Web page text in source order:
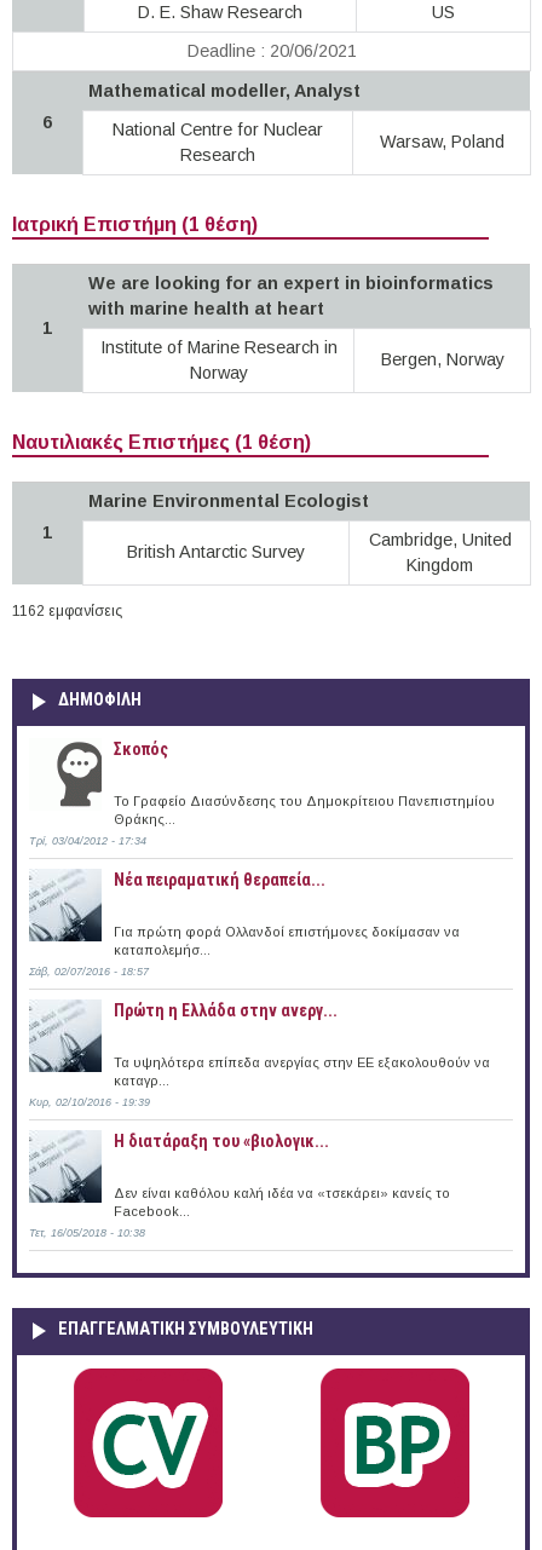
D. E. Shaw Research
US
Deadline : 20/06/2021
6
Mathematical modeller, Analyst
National Centre for Nuclear
Research
Warsaw, Poland
Ιατρική Επιστήμη (1 θέση)
1
We are looking for an expert in bioinformatics
with marine health at heart
Institute of Marine Research in
Norway
Bergen, Norway
Ναυτιλιακές Επιστήμες (1 θέση)
1
Marine Environmental Ecologist
British Antarctic Survey
Cambridge, United
Kingdom
1162 εμφανίσεις
ΔΗΜΟΦΙΛΗ
Σκοπός
Το Γραφείο Διασύνδεσης του Δημοκρίτειου Πανεπιστημίου
Θράκης...
Τρί, 03/04/2012 - 17:34
Νέα πειραματική θεραπεία...
Για πρώτη φορά Ολλανδοί επιστήμονες δοκίμασαν να
καταπολεμήσ...
Σάβ, 02/07/2016 - 18:57
Πρώτη η Ελλάδα στην ανεργ...
Τα υψηλότερα επίπεδα ανεργίας στην ΕΕ εξακολουθούν να
καταγρ...
Κυρ, 02/10/2016 - 19:39
Η διατάραξη του «βιολογικ...
Δεν είναι καθόλου καλή ιδέα να «τσεκάρει» κανείς το
Facebook...
Τετ, 16/05/2018 - 10:38
ΕΠΑΓΓΕΛΜΑΤΙΚΉ ΣΥΜΒΟΥΛΕΥΤΙΚΉ